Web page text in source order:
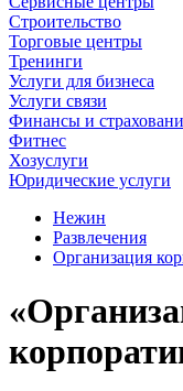
Строительство
Торговые центры
Тренинги
Услуги для бизнеса
Услуги связи
Финансы и
Фитнес
Хозуслуги
Юридические услуги
Нежин
Развлечения
Организация